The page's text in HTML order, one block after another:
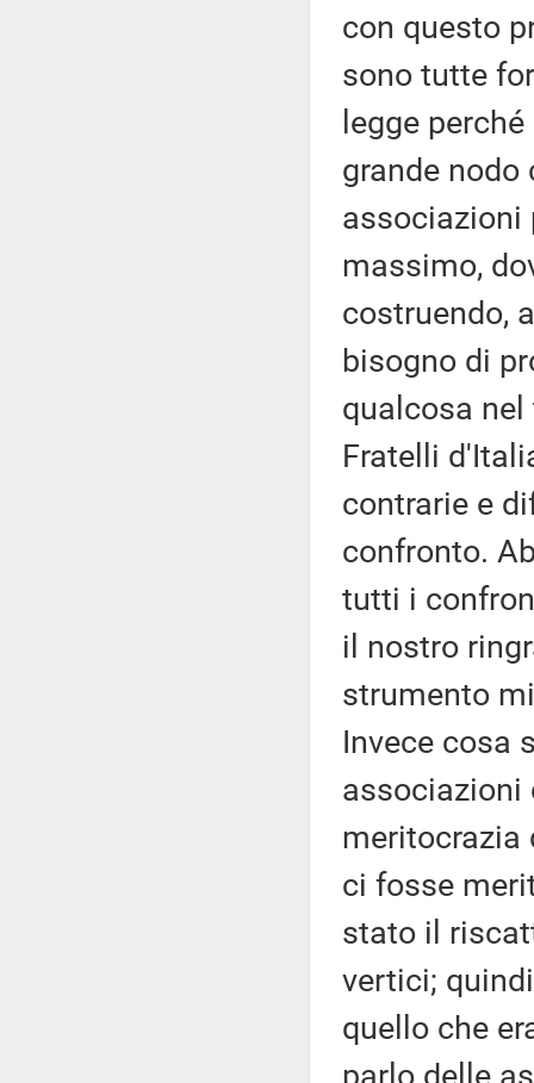
con questo
sono tutte
legge
grande nodo
associazioni
massimo,
costruendo,
bisogno di
qualcosa nel
Fratelli
contrarie e
confronto.
tutti i
il nostro
strumento
Invece cosa
associazioni
meritocrazia
ci fosse
stato il
vertici;
quello che